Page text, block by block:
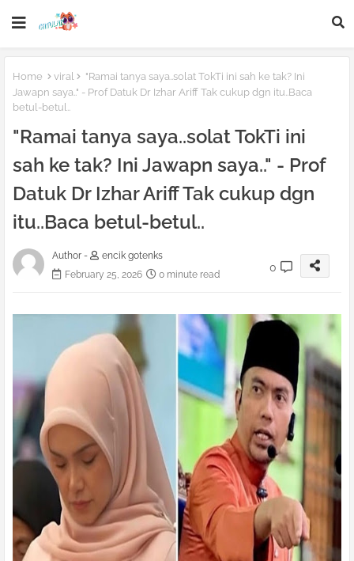
Home viral
"Ramai tanya saya..solat TokTi ini sah ke tak? Ini
Jawapn saya.." - Prof Datuk Dr Izhar Ariff Tak cukup dgn itu..Baca
betul-betul..
"Ramai tanya saya..solat TokTi ini
sah ke tak? Ini Jawapn saya.." - Prof
Datuk Dr Izhar Ariff Tak cukup dgn
itu..Baca betul-betul..
Author -
encik gotenks
February 25, 2026
0 minute read
0